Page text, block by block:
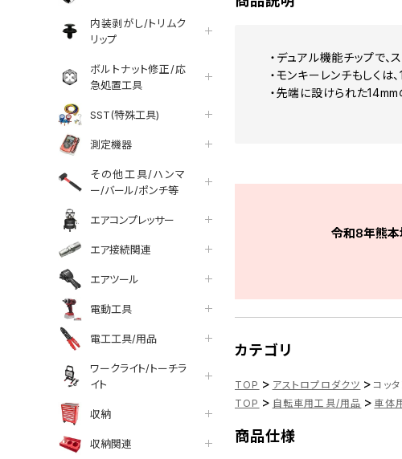
内装剥がし/トリムク
リップ
ボルトナット修正/応
急処置工具
SST(特殊工具)
測定機器
その他工具/ハンマ
ー/バール/ポンチ等
エアコンプレッサー
エア接続関連
エアツール
電動工具
電工工具/用品
ワークライト/トーチラ
イト
収納
収納関連
・デュアル機能チップで
・モンキーレンチもしくは
・先端に設けられた14mm
令和8年熊本
カテゴリ
TOP > アストロプロダクツ > コッ
TOP > 自転車用工具/用品 > 車体
商品仕様